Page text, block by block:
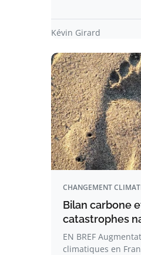
Kévin Girard
CHANGEMENT
Bilan carbone
catastrophes
EN BREF
climatiques en